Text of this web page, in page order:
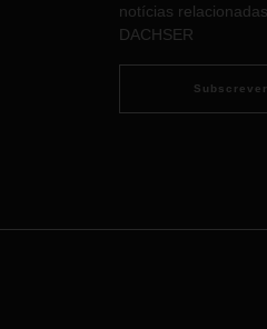
notícias
DACHSER
Subscrever